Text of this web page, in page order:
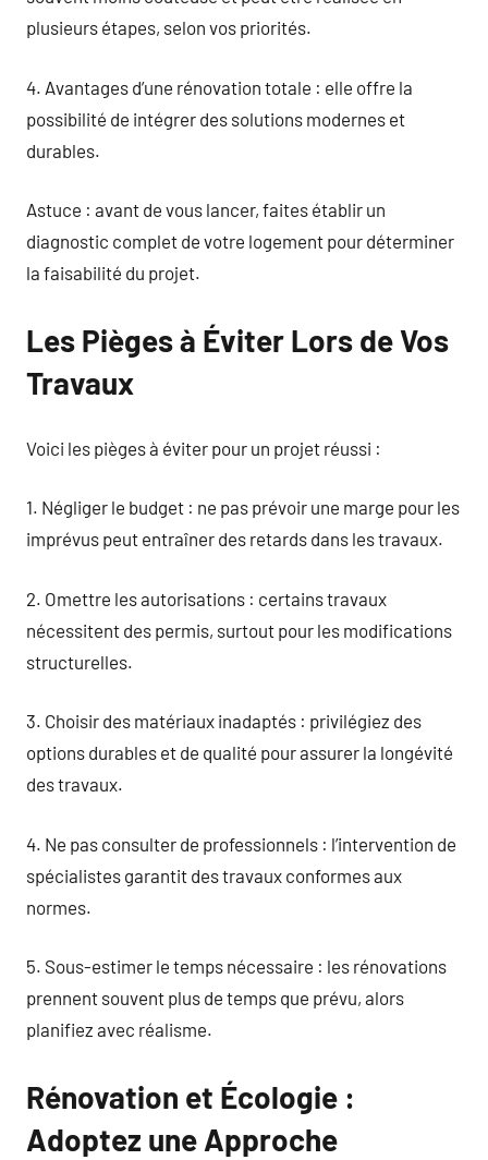
plusieurs étapes, selon vos priorités.
4. Avantages d’une rénovation totale : elle offre la
possibilité de intégrer des solutions modernes et
durables.
Astuce : avant de vous lancer, faites établir un
diagnostic complet de votre logement pour déterminer
la faisabilité du projet.
Les Pièges à Éviter Lors de Vos
Travaux
Voici les pièges à éviter pour un projet réussi :
1. Négliger le budget : ne pas prévoir une marge pour les
imprévus peut entraîner des retards dans les travaux.
2. Omettre les autorisations : certains travaux
nécessitent des permis, surtout pour les modifications
structurelles.
3. Choisir des matériaux inadaptés : privilégiez des
options durables et de qualité pour assurer la longévité
des travaux.
4. Ne pas consulter de professionnels : l’intervention de
spécialistes garantit des travaux conformes aux
normes.
5. Sous-estimer le temps nécessaire : les rénovations
prennent souvent plus de temps que prévu, alors
planifiez avec réalisme.
Rénovation et Écologie :
Adoptez une Approche